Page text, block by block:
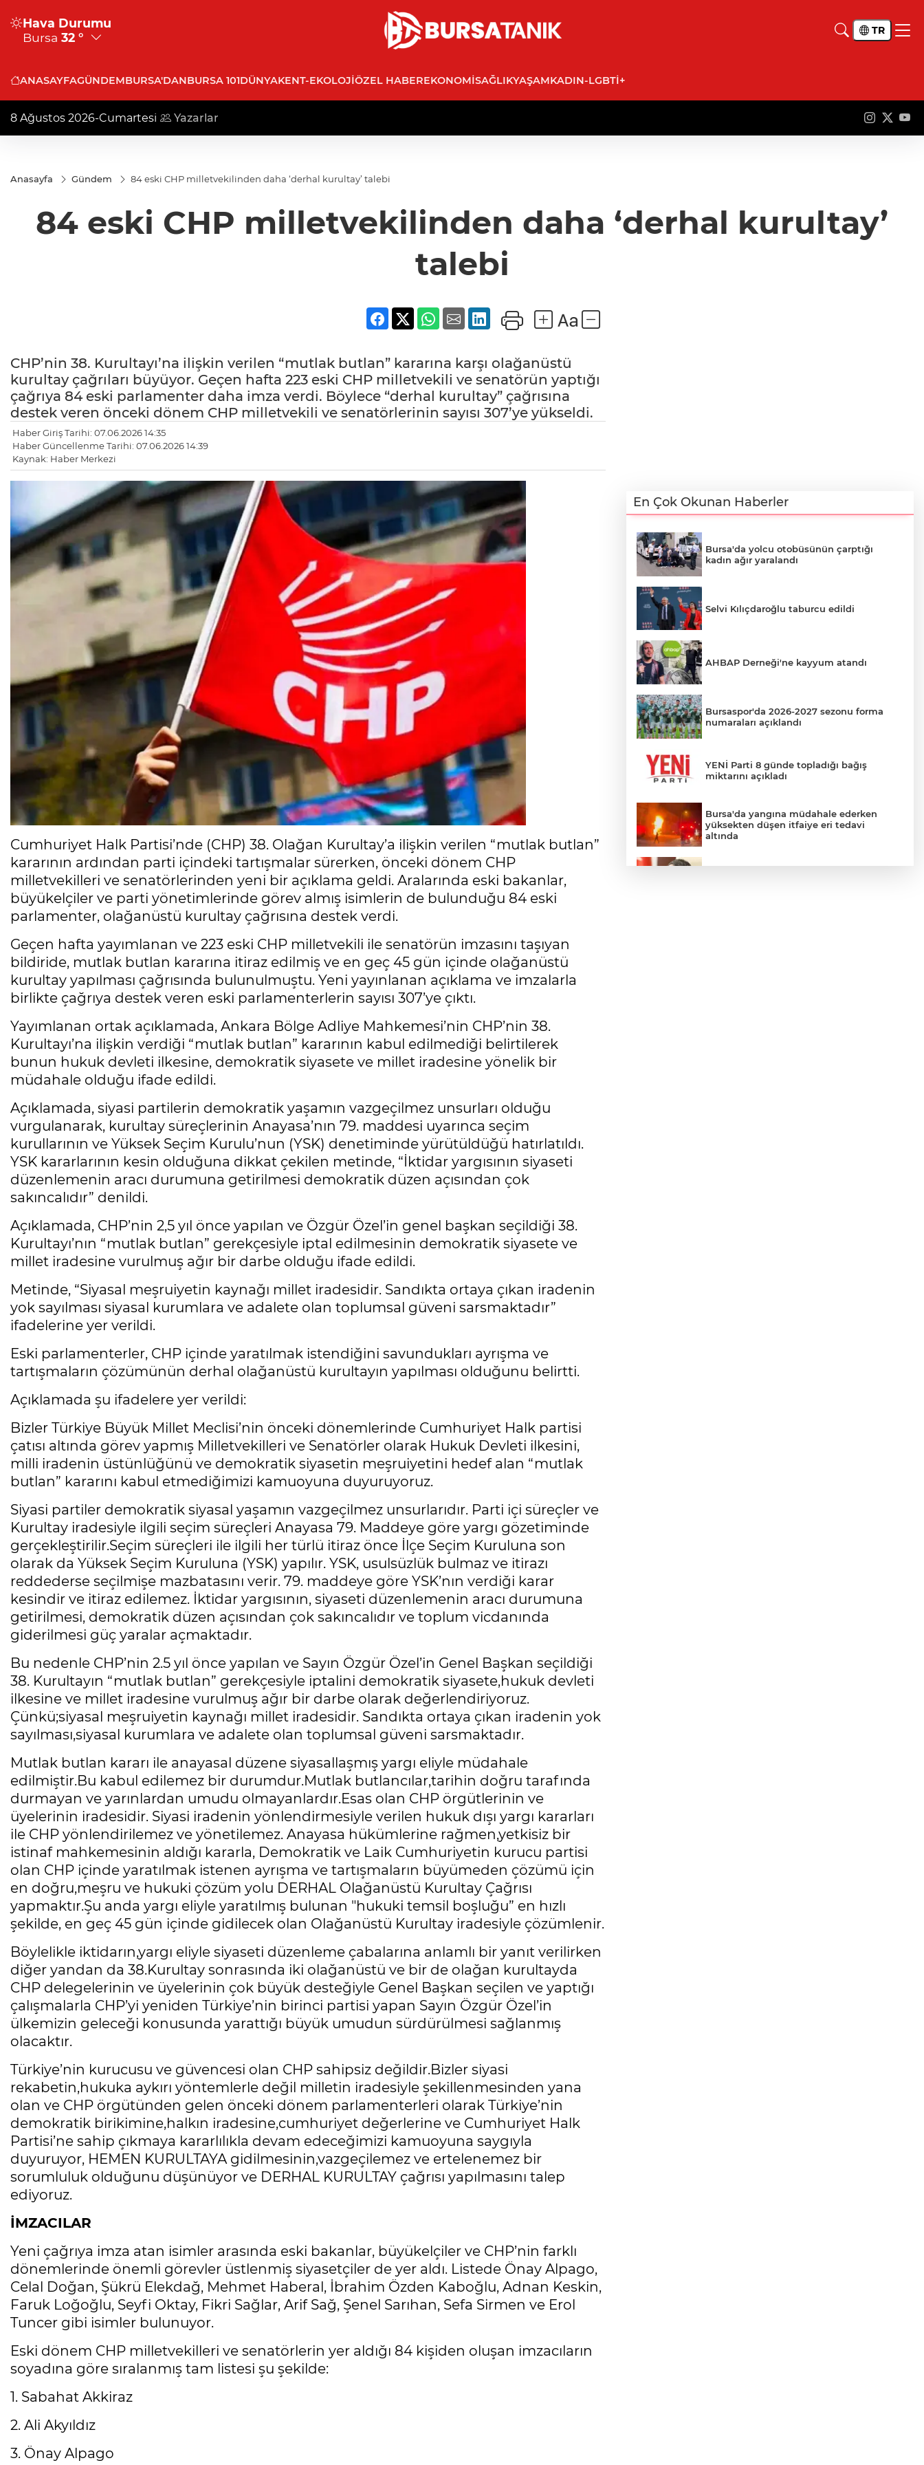
Hava Durumu
Bursa 32 ° TR
ANASAYFAGÜNDEMBURSA'DANBURSA 101DÜNYAKENT-EKOLOJIÖZEL HABEREKONOMISAĞLIKYAŞAMKADIN-LGBTİ+
8 Ağustos 2026-Cumartesi Yazarlar
Anasayfa Gündem 84 eski CHP milletvekilinden daha ‘derhal kurultay’ talebi
84 eski CHP milletvekilinden daha ‘derhal kurultay’
talebi
CHP’nin 38. Kurultayı’na ilişkin verilen “mutlak butlan” kararına karşı olağanüstü
kurultay çağrıları büyüyor. Geçen hafta 223 eski CHP milletvekili ve senatörün yaptığı
çağrıya 84 eski parlamenter daha imza verdi. Böylece “derhal kurultay” çağrısına
destek veren önceki dönem CHP milletvekili ve senatörlerinin sayısı 307’ye yükseldi.
Haber Giriş Tarihi: 07.06.2026 14:35
Haber Güncellenme Tarihi: 07.06.2026 14:39
Kaynak: Haber Merkezi
Cumhuriyet Halk Partisi’nde (CHP) 38. Olağan Kurultay’a ilişkin verilen “mutlak butlan”
kararının ardından parti içindeki tartışmalar sürerken, önceki dönem CHP
milletvekilleri ve senatörlerinden yeni bir açıklama geldi. Aralarında eski bakanlar,
büyükelçiler ve parti yönetimlerinde görev almış isimlerin de bulunduğu 84 eski
parlamenter, olağanüstü kurultay çağrısına destek verdi.
Geçen hafta yayımlanan ve 223 eski CHP milletvekili ile senatörün imzasını taşıyan
bildiride, mutlak butlan kararına itiraz edilmiş ve en geç 45 gün içinde olağanüstü
kurultay yapılması çağrısında bulunulmuştu. Yeni yayınlanan açıklama ve imzalarla
birlikte çağrıya destek veren eski parlamenterlerin sayısı 307’ye çıktı.
Yayımlanan ortak açıklamada, Ankara Bölge Adliye Mahkemesi’nin CHP’nin 38.
Kurultayı’na ilişkin verdiği “mutlak butlan” kararının kabul edilmediği belirtilerek
bunun hukuk devleti ilkesine, demokratik siyasete ve millet iradesine yönelik bir
müdahale olduğu ifade edildi.
Açıklamada, siyasi partilerin demokratik yaşamın vazgeçilmez unsurları olduğu
vurgulanarak, kurultay süreçlerinin Anayasa’nın 79. maddesi uyarınca seçim
kurullarının ve Yüksek Seçim Kurulu’nun (YSK) denetiminde yürütüldüğü hatırlatıldı.
YSK kararlarının kesin olduğuna dikkat çekilen metinde, “İktidar yargısının siyaseti
düzenlemenin aracı durumuna getirilmesi demokratik düzen açısından çok
sakıncalıdır” denildi.
Açıklamada, CHP’nin 2,5 yıl önce yapılan ve Özgür Özel’in genel başkan seçildiği 38.
Kurultayı’nın “mutlak butlan” gerekçesiyle iptal edilmesinin demokratik siyasete ve
millet iradesine vurulmuş ağır bir darbe olduğu ifade edildi.
Metinde, “Siyasal meşruiyetin kaynağı millet iradesidir. Sandıkta ortaya çıkan iradenin
yok sayılması siyasal kurumlara ve adalete olan toplumsal güveni sarsmaktadır”
ifadelerine yer verildi.
Eski parlamenterler, CHP içinde yaratılmak istendiğini savundukları ayrışma ve
tartışmaların çözümünün derhal olağanüstü kurultayın yapılması olduğunu belirtti.
Açıklamada şu ifadelere yer verildi:
Bizler Türkiye Büyük Millet Meclisi’nin önceki dönemlerinde Cumhuriyet Halk partisi
çatısı altında görev yapmış Milletvekilleri ve Senatörler olarak Hukuk Devleti ilkesini,
milli iradenin üstünlüğünü ve demokratik siyasetin meşruiyetini hedef alan “mutlak
butlan” kararını kabul etmediğimizi kamuoyuna duyuruyoruz.
Siyasi partiler demokratik siyasal yaşamın vazgeçilmez unsurlarıdır. Parti içi süreçler ve
Kurultay iradesiyle ilgili seçim süreçleri Anayasa 79. Maddeye göre yargı gözetiminde
gerçekleştirilir.Seçim süreçleri ile ilgili her türlü itiraz önce İlçe Seçim Kuruluna son
olarak da Yüksek Seçim Kuruluna (YSK) yapılır. YSK, usulsüzlük bulmaz ve itirazı
reddederse seçilmişe mazbatasını verir. 79. maddeye göre YSK’nın verdiği karar
kesindir ve itiraz edilemez. İktidar yargısının, siyaseti düzenlemenin aracı durumuna
getirilmesi, demokratik düzen açısından çok sakıncalıdır ve toplum vicdanında
giderilmesi güç yaralar açmaktadır.
Bu nedenle CHP’nin 2.5 yıl önce yapılan ve Sayın Özgür Özel’in Genel Başkan seçildiği
38. Kurultayın “mutlak butlan” gerekçesiyle iptalini demokratik siyasete,hukuk devleti
ilkesine ve millet iradesine vurulmuş ağır bir darbe olarak değerlendiriyoruz.
Çünkü;siyasal meşruiyetin kaynağı millet iradesidir. Sandıkta ortaya çıkan iradenin yok
sayılması,siyasal kurumlara ve adalete olan toplumsal güveni sarsmaktadır.
Mutlak butlan kararı ile anayasal düzene siyasallaşmış yargı eliyle müdahale
edilmiştir.Bu kabul edilemez bir durumdur.Mutlak butlancılar,tarihin doğru tarafında
durmayan ve yarınlardan umudu olmayanlardır.Esas olan CHP örgütlerinin ve
üyelerinin iradesidir. Siyasi iradenin yönlendirmesiyle verilen hukuk dışı yargı kararları
ile CHP yönlendirilemez ve yönetilemez. Anayasa hükümlerine rağmen,yetkisiz bir
istinaf mahkemesinin aldığı kararla, Demokratik ve Laik Cumhuriyetin kurucu partisi
olan CHP içinde yaratılmak istenen ayrışma ve tartışmaların büyümeden çözümü için
en doğru,meşru ve hukuki çözüm yolu DERHAL Olağanüstü Kurultay Çağrısı
yapmaktır.Şu anda yargı eliyle yaratılmış bulunan "hukuki temsil boşluğu” en hızlı
şekilde, en geç 45 gün içinde gidilecek olan Olağanüstü Kurultay iradesiyle çözümlenir.
Böylelikle iktidarın,yargı eliyle siyaseti düzenleme çabalarına anlamlı bir yanıt verilirken
diğer yandan da 38.Kurultay sonrasında iki olağanüstü ve bir de olağan kurultayda
CHP delegelerinin ve üyelerinin çok büyük desteğiyle Genel Başkan seçilen ve yaptığı
çalışmalarla CHP’yi yeniden Türkiye’nin birinci partisi yapan Sayın Özgür Özel’in
ülkemizin geleceği konusunda yarattığı büyük umudun sürdürülmesi sağlanmış
olacaktır.
Türkiye’nin kurucusu ve güvencesi olan CHP sahipsiz değildir.Bizler siyasi
rekabetin,hukuka aykırı yöntemlerle değil milletin iradesiyle şekillenmesinden yana
olan ve CHP örgütünden gelen önceki dönem parlamenterleri olarak Türkiye’nin
demokratik birikimine,halkın iradesine,cumhuriyet değerlerine ve Cumhuriyet Halk
Partisi’ne sahip çıkmaya kararlılıkla devam edeceğimizi kamuoyuna saygıyla
duyuruyor, HEMEN KURULTAYA gidilmesinin,vazgeçilemez ve ertelenemez bir
sorumluluk olduğunu düşünüyor ve DERHAL KURULTAY çağrısı yapılmasını talep
ediyoruz.
İMZACILAR
Yeni çağrıya imza atan isimler arasında eski bakanlar, büyükelçiler ve CHP’nin farklı
dönemlerinde önemli görevler üstlenmiş siyasetçiler de yer aldı. Listede Önay Alpago,
Celal Doğan, Şükrü Elekdağ, Mehmet Haberal, İbrahim Özden Kaboğlu, Adnan Keskin,
Faruk Loğoğlu, Seyfi Oktay, Fikri Sağlar, Arif Sağ, Şenel Sarıhan, Sefa Sirmen ve Erol
Tuncer gibi isimler bulunuyor.
Eski dönem CHP milletvekilleri ve senatörlerin yer aldığı 84 kişiden oluşan imzacıların
soyadına göre sıralanmış tam listesi şu şekilde:
1. Sabahat Akkiraz
2. Ali Akyıldız
3. Önay Alpago
En Çok Okunan Haberler
Bursa'da yolcu otobüsünün çarptığı
kadın ağır yaralandı
Selvi Kılıçdaroğlu taburcu edildi
AHBAP Derneği'ne kayyum atandı
Bursaspor'da 2026-2027 sezonu forma
numaraları açıklandı
YENİ Parti 8 günde topladığı bağış
miktarını açıkladı
Bursa'da yangına müdahale ederken
yüksekten düşen itfaiye eri tedavi
altında